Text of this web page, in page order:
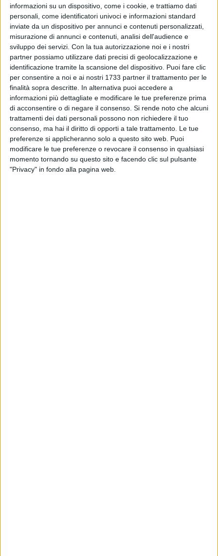
informazioni su un dispositivo, come i cookie, e trattiamo dati
personali, come identificatori univoci e informazioni standard
inviate da un dispositivo per annunci e contenuti personalizzati,
misurazione di annunci e contenuti, analisi dell'audience e
sviluppo dei servizi. Con la tua autorizzazione noi e i nostri
partner possiamo utilizzare dati precisi di geolocalizzazione e
identificazione tramite la scansione del dispositivo. Puoi fare clic
per consentire a noi e ai nostri 1733 partner il trattamento per le
finalità sopra descritte. In alternativa puoi accedere a
informazioni più dettagliate e modificare le tue preferenze prima
di acconsentire o di negare il consenso. Si rende noto che alcuni
trattamenti dei dati personali possono non richiedere il tuo
consenso, ma hai il diritto di opporti a tale trattamento. Le tue
preferenze si applicheranno solo a questo sito web. Puoi
modificare le tue preferenze o revocare il consenso in qualsiasi
momento tornando su questo sito e facendo clic sul pulsante
"Privacy" in fondo alla pagina web.
Anche quest'anno, come da consuetudine, dopo l' 11° tappa
di Alberobello, il Corripuglia riprenderà a Bitonto il 31 agosto.
Per il terzo anno consecutivo l'Atletica Tommaso Assi
conduce in testa la classifica provvisoria del Campionato
Regionale Master di corsa su strada ed anche a livello
individuale molti degli atleti tranesi sono presenti ai primi
posti, nelle varie categorie.
Il Corripuglia è un campionato di corsa su strada che si
disputa in 22 città, sparse in tutta la Puglia, e che vede
cimentarsi, su distanze dai 9 km circa ai 21,097 km della
mezza maratona, quasi 4000 atleti e atlete che vanno dai 18
agli 85 anni. Quest'anno il vantaggio, di circa 4500 punti sui